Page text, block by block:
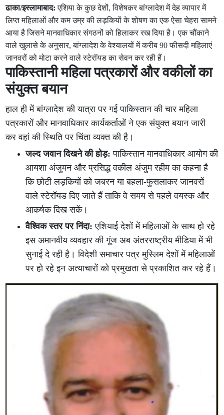
ढाका/इस्लामाबाद: एशिया के कुछ देशों, विशेषकर बांग्लादेश में देह व्यापार में
लिप्त महिलाओं और कम उम्र की लड़कियों के शोषण का एक ऐसा चेहरा सामने
आया है जिसने मानवाधिकार संगठनों को हिलाकर रख दिया है। एक चौंकाने
वाले खुलासे के अनुसार, बांग्लादेश के वेश्यालयों में करीब 90 फीसदी महिलाएं
जानवरों को मोटा करने वाले स्टेरॉयड का सेवन कर रही हैं।
पाकिस्तानी महिला पत्रकारों और वकीलों का
संयुक्त बयान
हाल ही में बांग्लादेश की यात्रा पर गई पाकिस्तान की चार महिला
पत्रकारों और मानवाधिकार कार्यकर्ताओं ने एक संयुक्त बयान जारी
कर वहां की स्थिति पर चिंता व्यक्त की है।
जल्द जवान दिखने की होड़: पाकिस्तान मानवाधिकार आयोग की
आयशा अंजुमन और प्रसिद्ध वकील अंजुम रहीम का कहना है
कि छोटी लड़कियों को जबरन या बहला-फुसलाकर जानवरों
वाले स्टेरॉयड दिए जाते हैं ताकि वे समय से पहले वयस्क और
आकर्षक दिख सकें।
वैश्विक स्तर पर निंदा: एशियाई देशों में महिलाओं के साथ हो रहे
इस अमानवीय व्यवहार की गूंज अब अंतरराष्ट्रीय मीडिया में भी
सुनाई दे रही है। विदेशी समाचार पत्र मुस्लिम देशों में महिलाओं
पर हो रहे इन अत्याचारों को प्रमुखता से प्रकाशित कर रहे हैं।